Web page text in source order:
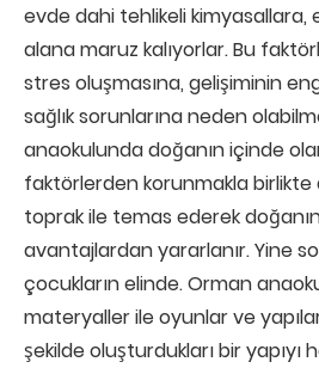
evde dahi tehlikeli
alana maruz kalıyorlar. Bu
stres oluşmasına, gelişiminin
sağlık sorunlarına neden
anaokulunda doğanın içinde
faktörlerden korunmakla birlikte
toprak ile temas ederek
avantajlardan yararlanır. Yine
çocukların elinde. Orman
materyaller ile oyunlar ve
şekilde oluşturdukları bir yapıyı